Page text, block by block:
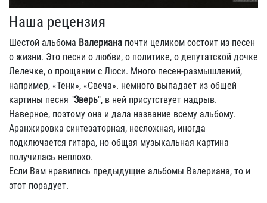
Наша рецензия
Шестой альбома Валериана почти целиком состоит из песен
о жизни. Это песни о любви, о политике, о депутатской дочке
Лелечке, о прощании с Люси. Много песен-размышлений,
например, «Тени», «Свеча». немного выпадает из общей
картины песня "Зверь", в ней присутствует надрыв.
Наверное, поэтому она и дала название всему альбому.
Аранжировка синтезаторная, несложная, иногда
подключается гитара, но общая музыкальная картина
получилась неплохо.
Если Вам нравились предыдущие альбомы Валериана, то и
этот порадует.